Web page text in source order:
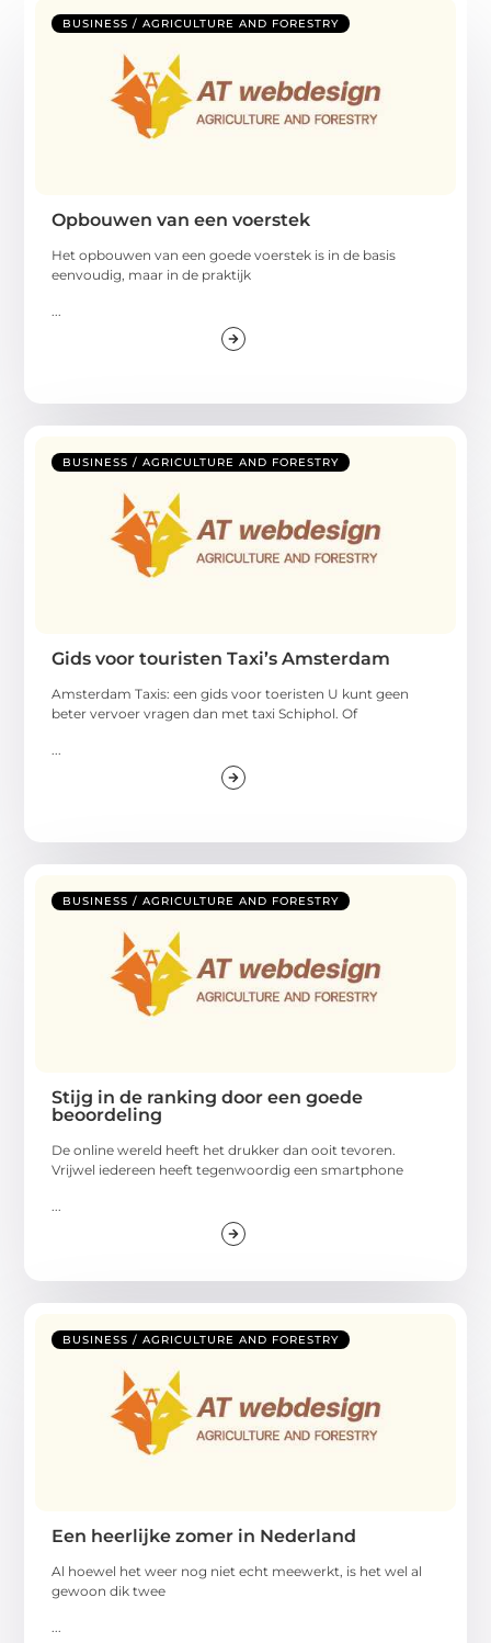
BUSINESS / AGRICULTURE AND FORESTRY
Opbouwen van een voerstek
Het opbouwen van een goede voerstek is in de basis
eenvoudig, maar in de praktijk
BUSINESS / AGRICULTURE AND FORESTRY
Gids voor touristen Taxi’s Amsterdam
Amsterdam Taxis: een gids voor toeristen U kunt geen
beter vervoer vragen dan met taxi Schiphol. Of
BUSINESS / AGRICULTURE AND FORESTRY
Stijg in de ranking door een goede
beoordeling
De online wereld heeft het drukker dan ooit tevoren.
Vrijwel iedereen heeft tegenwoordig een smartphone
BUSINESS / AGRICULTURE AND FORESTRY
Een heerlijke zomer in Nederland
Al hoewel het weer nog niet echt meewerkt, is het wel al
gewoon dik twee